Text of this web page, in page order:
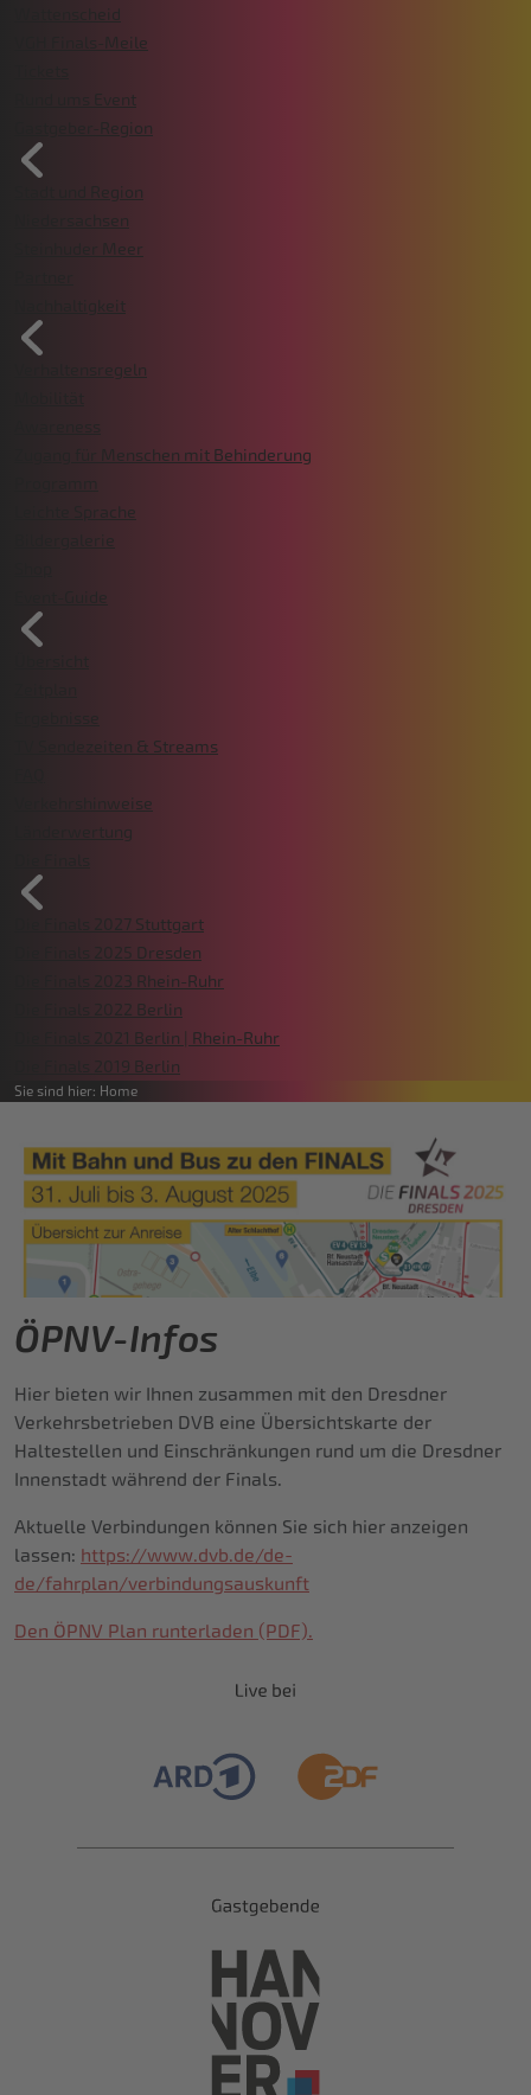
Wattenscheid
VGH Finals-Meile
Rund ums Event
Gastgeber-Region
Stadt und Region
Niedersachsen
Steinhuder Meer
Nachhaltigkeit
Verhaltensregeln
Zugang für Menschen mit Behinderung
Leichte Sprache
Bildergalerie
TV Sendezeiten & Streams
Verkehrshinweise
Länderwertung
Die Finals 2027 Stuttgart
Die Finals 2025 Dresden
Die Finals 2023 Rhein-Ruhr
Die Finals 2022 Berlin
Die Finals 2021 Berlin | Rhein-Ruhr
Die Finals 2019 Berlin
Sie sind hier: Home
ÖPNV-Infos
Hier bieten wir Ihnen zusammen mit den Dresdner
Verkehrsbetrieben DVB eine Übersichtskarte der
Haltestellen und Einschränkungen rund um die Dresdner
Innenstadt während der Finals.
Aktuelle Verbindungen können Sie sich hier anzeigen
lassen: https://www.dvb.de/de-
de/fahrplan/verbindungsauskunft
Den ÖPNV Plan runterladen (PDF).